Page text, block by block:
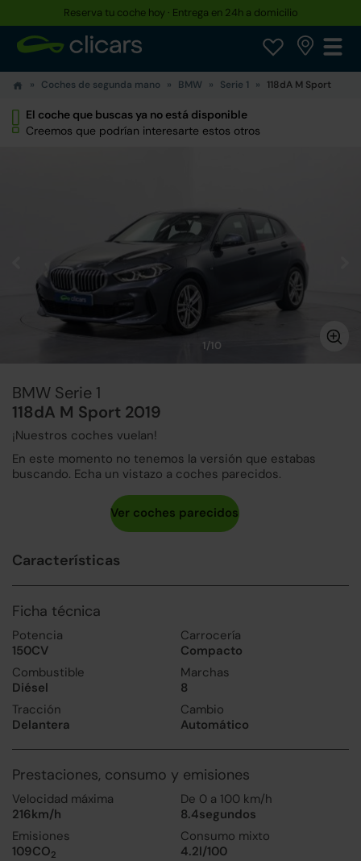
Reserva tu coche hoy · Entrega en 24h a domicilio
Coches de segunda mano BMW Serie 1 118dA M Sport
El coche que buscas ya no está disponible
Creemos que podrían interesarte estos otros
1/10
BMW Serie 1
118dA M Sport 2019
¡Nuestros coches vuelan!
En este momento no tenemos la versión que estabas
buscando. Echa un vistazo a coches parecidos.
Características
Ficha técnica
Potencia
150CV
Carrocería
Compacto
Combustible
Diésel
Marchas
8
Tracción
Delantera
Cambio
Automático
Prestaciones, consumo y emisiones
Velocidad máxima
216km/h
De 0 a 100 km/h
8.4segundos
Emisiones
109CO2
Consumo mixto
4.2l/100